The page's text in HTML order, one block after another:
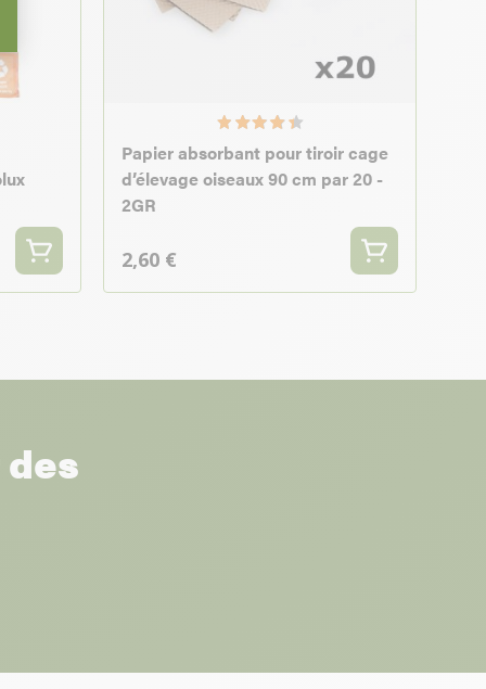
Papier absorbant pour tiroir cage
d’élevage oiseaux 90 cm par 20 -
2GR
2,60 €